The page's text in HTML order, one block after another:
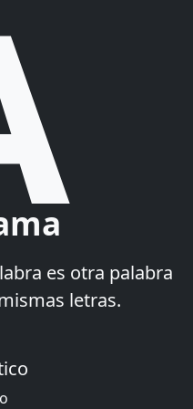
es otra palabra
letras.